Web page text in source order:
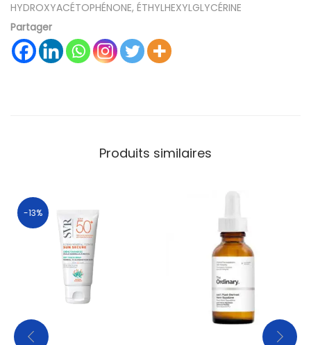
HYDROXYACÉTOPHÉNONE, ÉTHYLHEXYLGLYCÉRINE
Partager
Produits similaires
-13%